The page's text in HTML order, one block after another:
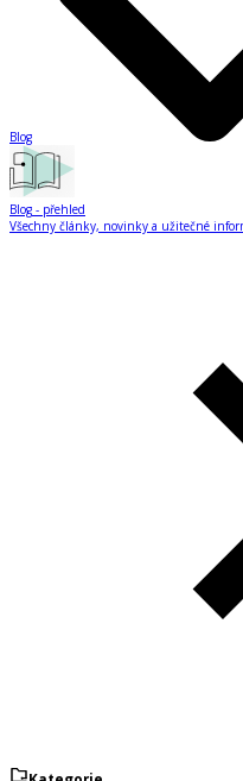
Blog
Blog - přehled
Všechny články, novinky a užitečné